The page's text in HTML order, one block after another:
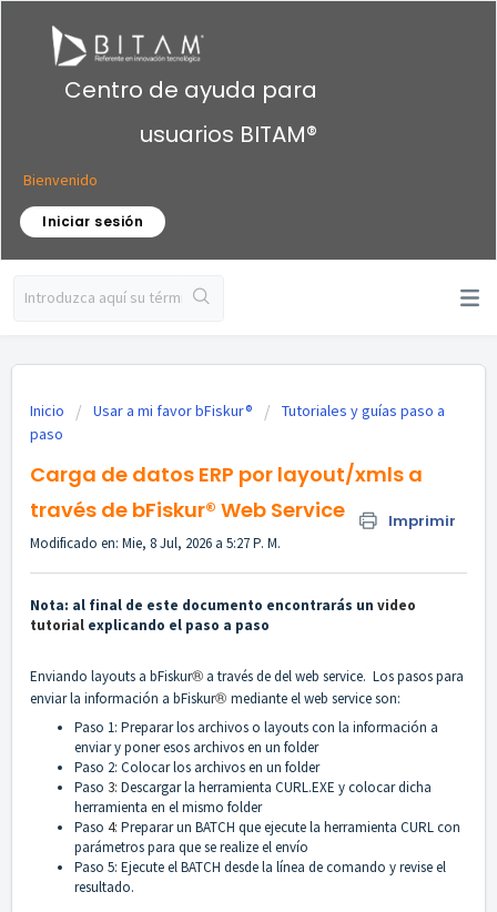
Centro de ayuda para
usuarios BITAM®
Bienvenido
Iniciar sesión
Inicio Usar a mi favor bFiskur®︎
Tutoriales y guías paso a
paso
Carga de datos ERP por layout/xmls a
través de bFiskur®︎ Web Service
Imprimir
Modificado en: Mie, 8 Jul, 2026 a 5:27 P. M.
Nota: al final de este documento encontrarás un video
tutorial explicando el paso a paso
Enviando layouts a bFiskur®︎ a través de del web service. Los pasos para
enviar la información a bFiskur®︎ mediante el web service son:
Paso 1: Preparar los archivos o layouts con la información a
enviar y poner esos archivos en un folder
Paso 2: Colocar los archivos en un folder
Paso 3: Descargar la herramienta CURL.EXE y colocar dicha
herramienta en el mismo folder
Paso 4: Preparar un BATCH que ejecute la herramienta CURL con
parámetros para que se realize el envío
Paso 5: Ejecute el BATCH desde la línea de comando y revise el
resultado.